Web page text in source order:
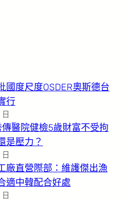
國度尺度OSDER奧斯德台
行
醫院健檢5歲財富不受拘
是壓力？
廠直營際部：維護傑出漁
適中韓配合好處